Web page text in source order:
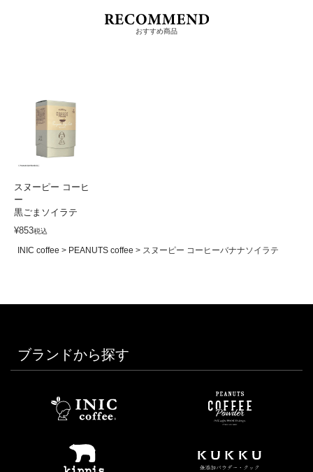
おすすめ商品
スヌーピー コーヒ
ー
黒ごまソイラテ
¥853税込
INIC coffee PEANUTS coffee スヌーピー コーヒーバナナソイラテ
ブランドから探す